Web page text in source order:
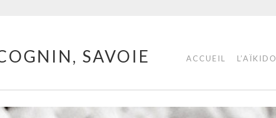
SAVOIE ACCUEIL L’AÏKIDO